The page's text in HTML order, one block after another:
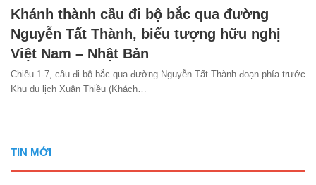
Khánh thành cầu đi bộ bắc qua đường
Nguyễn Tất Thành, biểu tượng hữu nghị
Việt Nam – Nhật Bản
Chiều 1-7, cầu đi bộ bắc qua đường Nguyễn Tất Thành đoạn phía trước
Khu du lịch Xuân Thiều (Khách…
TIN MỚI